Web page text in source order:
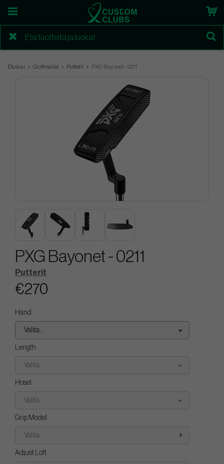
Etusivu Golfmailat Putterit PXG Bayonet - 0211
PXG Bayonet - 0211
Putterit
€270
Hand
Valita...
Length
Valita...
Hosel
Valita...
Grip Model
Valita...
Adjust Loft